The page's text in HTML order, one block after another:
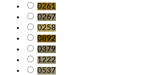
0261
0267
0258
0892
0379
1222
0537